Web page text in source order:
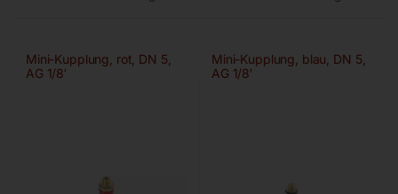
Mini-Kupplung, rot, DN 5,
AG 1/8′
Mini-Kupplung, blau, DN 5,
AG 1/8′